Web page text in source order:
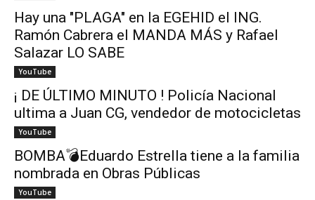
Hay una "PLAGA" en la EGEHID el ING.
Ramón Cabrera el MANDA MÁS y Rafael
Salazar LO SABE
YouTube
¡ DE ÚLTIMO MINUTO ! Policía Nacional
ultima a Juan CG, vendedor de motocicletas
YouTube
BOMBA💣Eduardo Estrella tiene a la familia
nombrada en Obras Públicas
YouTube